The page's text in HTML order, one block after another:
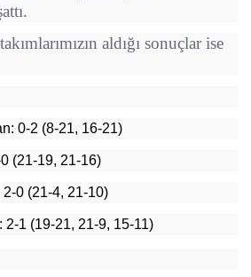
aldığı sonuçlar ise
0-2 (8-21, 16-21)
(21-19, 21-16)
0 (21-4, 21-10)
1 (19-21, 21-9, 15-11)